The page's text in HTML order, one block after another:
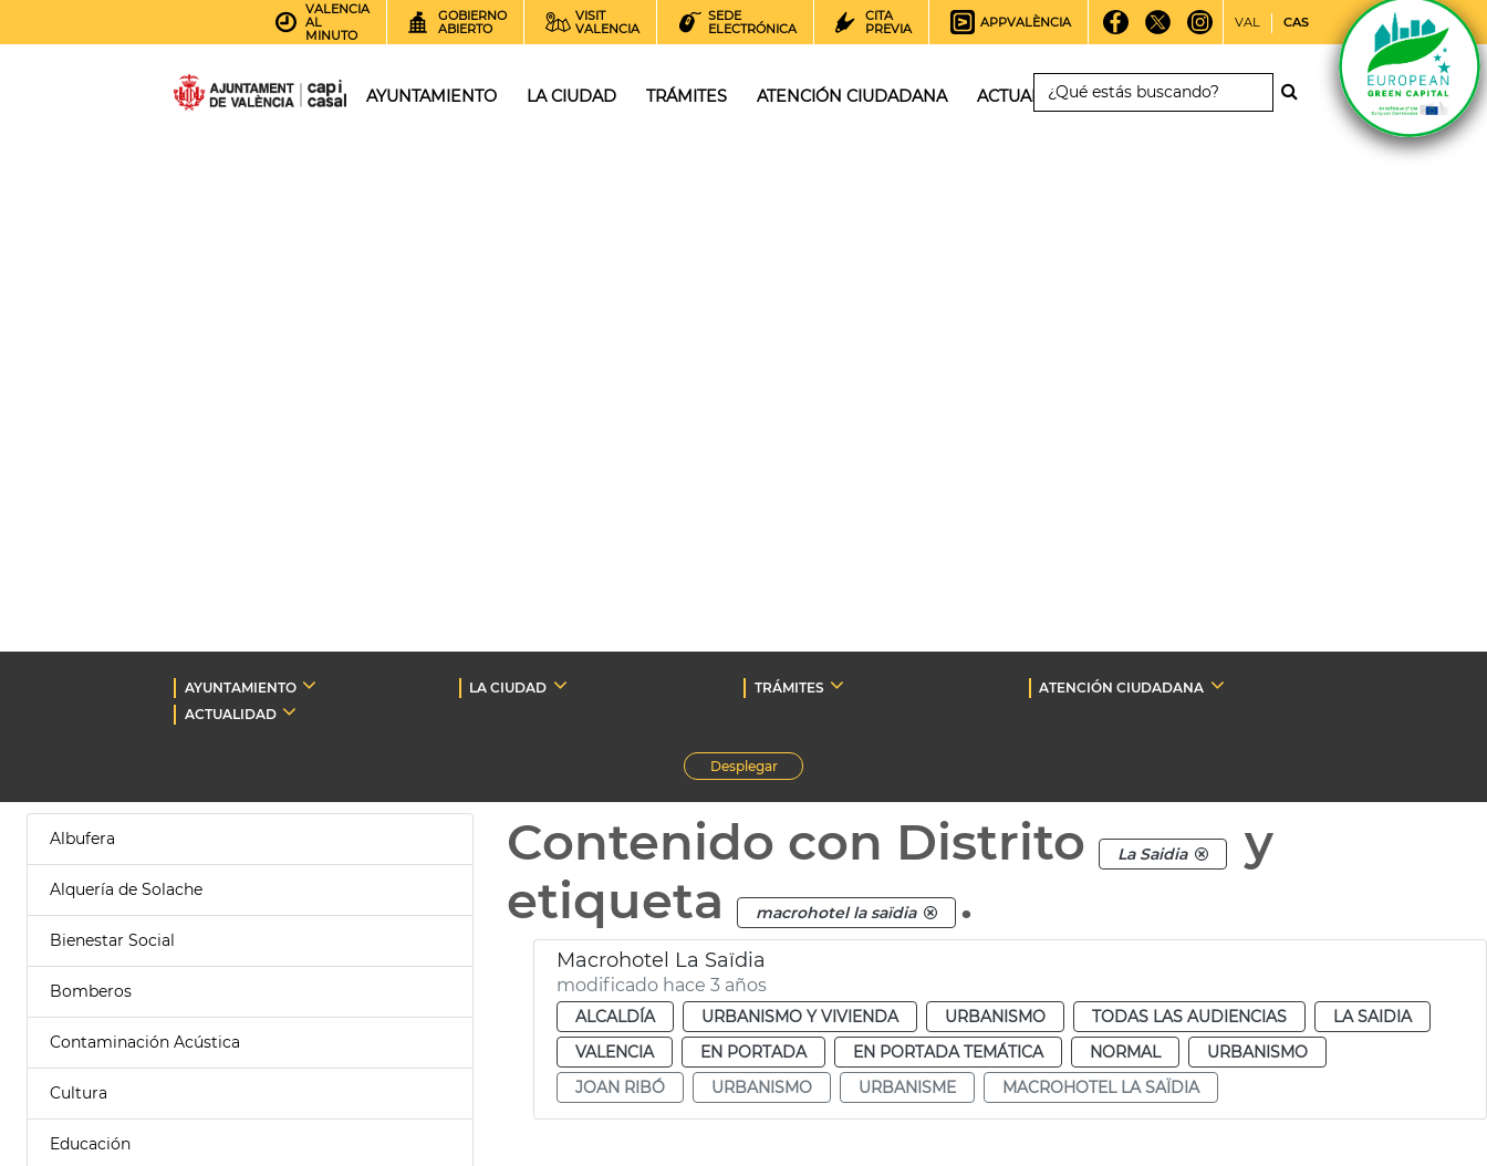
VALENCIA
AL
MINUTO
GOBIERNO
ABIERTO
VISIT
VALENCIA
SEDE
ELECTRÓNICA
CITA
PREVIA
APPVALÈNCIA VAL CAS
AYUNTAMIENTO LA CIUDAD TRÁMITES ATENCIÓN CIUDADANA ACTUALIDAD
AYUNTAMIENTO LA CIUDAD TRÁMITES
ATENCIÓN CIUDADANA
ACTUALIDAD
Desplegar
Albufera
Alquería de Solache
Bienestar Social
Bomberos
Contaminación Acústica
Cultura
Educación
Contenido con Distrito La Saidia
y
etiqueta
macrohotel la saïdia .
Macrohotel La Saïdia
modificado hace 3 años
ALCALDÍA URBANISMO Y VIVIENDA URBANISMO TODAS LAS AUDIENCIAS
LA SAIDIA
VALENCIA
EN PORTADA EN PORTADA TEMÁTICA NORMAL
URBANISMO
JOAN RIBÓ
URBANISMO URBANISME MACROHOTEL LA SAÏDIA